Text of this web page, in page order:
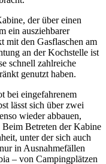
der über einen
ein ausziehbarer
mit den Gasflaschen am
an der Kochstelle ist
schnell zahlreiche
genutzt haben.
bei eingefahrenem
lässt sich über zwei
wieder abbauen,
Betreten der Kabine
unter der sich auch
in Ausnahmefällen
– von Campingplätzen